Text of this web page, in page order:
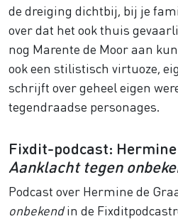
de dreiging dichtbij, bij je
over dat het ook thuis
nog Marente de Moor aan
ook een stilistisch virtuoze,
schrijft over geheel eigen
tegendraadse personages.
Fixdit-podcast:
Aanklacht tegen
Podcast over Hermine de
onbekendin de